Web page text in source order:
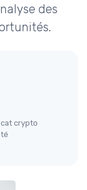
des
crypto